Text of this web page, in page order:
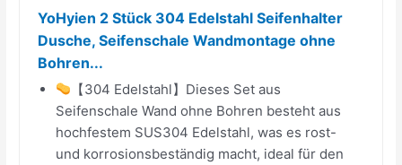
YoHyien 2 Stück 304 Edelstahl Seifenhalter
Dusche, Seifenschale Wandmontage ohne
Bohren...
【304 Edelstahl】Dieses Set aus
Seifenschale Wand ohne Bohren besteht aus
hochfestem SUS304 Edelstahl, was es rost-
und korrosionsbeständig macht, ideal für den